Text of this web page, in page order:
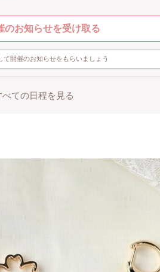
のお知らせを受け取る
て開催のお知らせをもらいましょう
べての日程を見る